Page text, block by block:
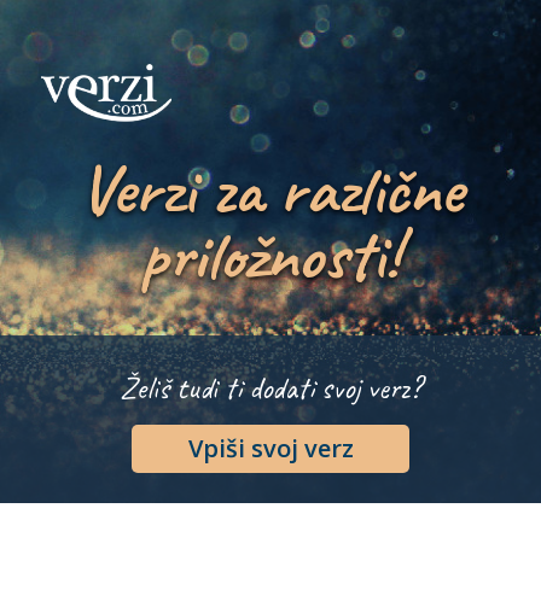
Verzi za različne
priložnosti!
Želiš tudi ti dodati svoj verz?
Vpiši svoj verz